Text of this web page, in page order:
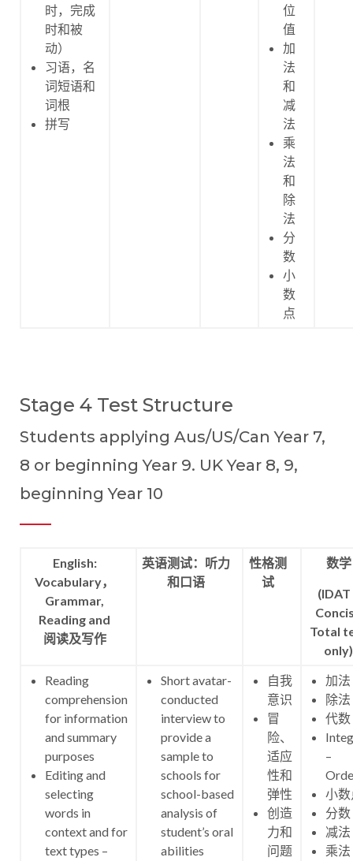
时，完成
时和被
动）
习语，名
词短语和
词根
拼写
位
值
加
法
和
减
法
乘
法
和
除
法
分
数
小
数
点
Stage 4 Test Structure
Students applying Aus/US/Can Year 7,
8 or beginning Year 9. UK Year 8, 9,
beginning Year 10
English:
Vocabulary，
Grammar,
Reading and
阅读及写作
英语测试：听力
和口语
性格测
试
数学
(IDAT
Total
only)
Reading
comprehension
for information
and summary
purposes
Editing and
selecting
words in
context and for
text types –
Short avatar-
conducted
interview to
provide a
sample to
schools for
school-based
analysis of
student’s oral
abilities
自我
意识
冒
险、
适应
性和
弹性
创造
力和
问题
加法
除法
代数
–
小
分数
减法
乘法